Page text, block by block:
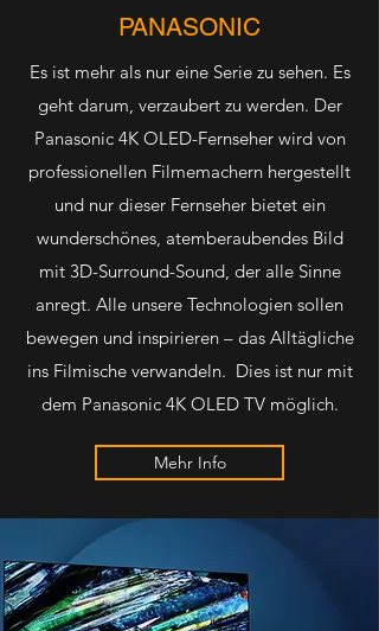
PANASONIC
Es ist mehr als nur eine Serie zu sehen. Es
geht darum, verzaubert zu werden. Der
Panasonic 4K OLED-Fernseher wird von
professionellen Filmemachern hergestellt
und nur dieser Fernseher bietet ein
wunderschönes, atemberaubendes Bild
mit 3D-Surround-Sound, der alle Sinne
anregt. Alle unsere Technologien sollen
bewegen und inspirieren – das Alltägliche
ins Filmische verwandeln. Dies ist nur mit
dem Panasonic 4K OLED TV möglich.
Mehr Info